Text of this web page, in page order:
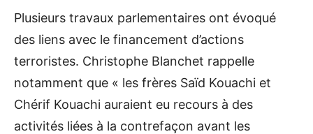
Plusieurs travaux parlementaires ont évoqué
des liens avec le financement d’actions
terroristes. Christophe Blanchet rappelle
notamment que « les frères Saïd Kouachi et
Chérif Kouachi auraient eu recours à des
activités liées à la contrefaçon avant les